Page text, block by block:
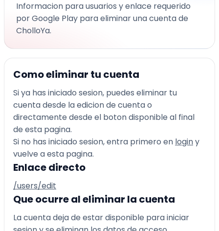
Informacion para usuarios y enlace requerido
por Google Play para eliminar una cuenta de
CholloYa.
Como eliminar tu cuenta
Si ya has iniciado sesion, puedes eliminar tu
cuenta desde la edicion de cuenta o
directamente desde el boton disponible al final
de esta pagina.
Si no has iniciado sesion, entra primero en loginy
vuelve a esta pagina.
Enlace directo
/users/edit
Que ocurre al eliminar la cuenta
La cuenta deja de estar disponible para iniciar